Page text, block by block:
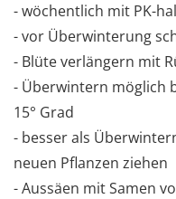
- wöchentlich mit PK-
- vor Überwinterung
- Blüte verlängern mit
- Überwintern möglich
15° Grad
- besser als
neuen Pflanzen ziehen
- Aussäen mit Samen